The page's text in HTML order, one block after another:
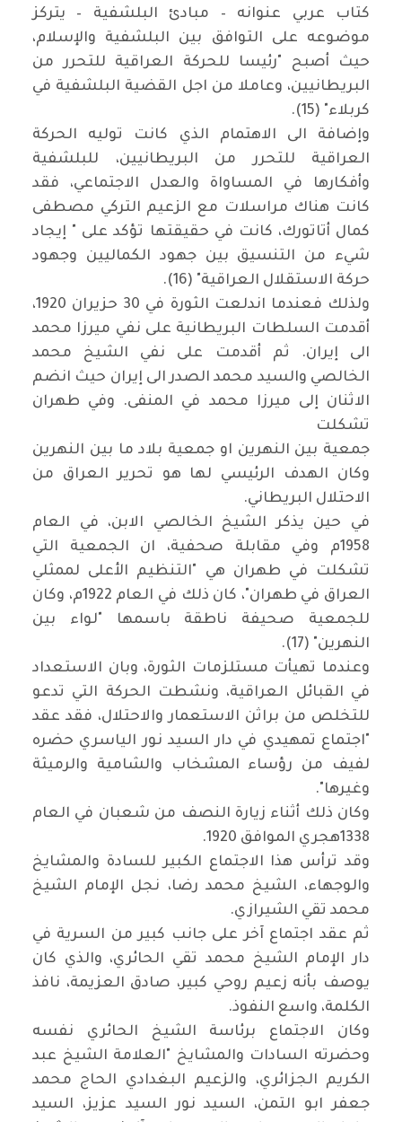
كتاب عربي عنوانه – مبادئ البلشفية – يتركز
موضوعه على التوافق بين البلشفية والإسلام،
حيث أصبح "رئيسا للحركة العراقية للتحرر من
البريطانيين، وعاملا من اجل القضية البلشفية في
كربلاء" (15).
وإضافة الى الاهتمام الذي كانت توليه الحركة
العراقية للتحرر من البريطانيين، للبلشفية
وأفكارها في المساواة والعدل الاجتماعي، فقد
كانت هناك مراسلات مع الزعيم التركي مصطفى
كمال أتاتورك، كانت في حقيقتها تؤكد على " إيجاد
شيء من التنسيق بين جهود الكماليين وجهود
حركة الاستقلال العراقية" (16).
ولذلك فعندما اندلعت الثورة في 30 حزيران 1920،
أقدمت السلطات البريطانية على نفي ميرزا محمد
الى إيران. ثم أقدمت على نفي الشيخ محمد
الخالصي والسيد محمد الصدر الى إيران حيث انضم
الاثنان إلى ميرزا محمد في المنفى. وفي طهران
تشكلت
جمعية بين النهرين او جمعية بلاد ما بين النهرين
وكان الهدف الرئيسي لها هو تحرير العراق من
الاحتلال البريطاني.
في حين يذكر الشيخ الخالصي الابن، في العام
1958م وفي مقابلة صحفية، ان الجمعية التي
تشكلت في طهران هي "التنظيم الأعلى لممثلي
العراق في طهران"، كان ذلك في العام 1922م، وكان
للجمعية صحيفة ناطقة باسمها "لواء بين
النهرين" (17).
وعندما تهيأت مستلزمات الثورة، وبان الاستعداد
في القبائل العراقية، ونشطت الحركة التي تدعو
للتخلص من براثن الاستعمار والاحتلال، فقد عقد
"اجتماع تمهيدي في دار السيد نور الياسري حضره
لفيف من رؤساء المشخاب والشامية والرميثة
وغيرها".
وكان ذلك أثناء زيارة النصف من شعبان في العام
1338هجري الموافق 1920.
وقد ترأس هذا الاجتماع الكبير للسادة والمشايخ
والوجهاء، الشيخ محمد رضا، نجل الإمام الشيخ
محمد تقي الشيرازي.
ثم عقد اجتماع آخر على جانب كبير من السرية في
دار الإمام الشيخ محمد تقي الحائري، والذي كان
يوصف بأنه زعيم روحي كبير، صادق العزيمة، نافذ
الكلمة، واسع النفوذ.
وكان الاجتماع برئاسة الشيخ الحائري نفسه
وحضرته السادات والمشايخ "العلامة الشيخ عبد
الكريم الجزائري، والزعيم البغدادي الحاج محمد
جعفر ابو التمن، السيد نور السيد عزيز، السيد